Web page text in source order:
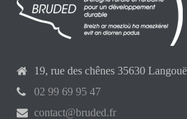
19, rue des chênes 35630
02 99 69 95 47
contact@bruded.fr